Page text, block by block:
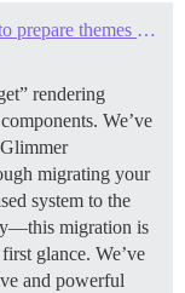
Upcoming post stream changes - How to prepare themes and plugins
rendering
We’ve
migrating your
system to the
migration is
glance. We’ve
and powerful